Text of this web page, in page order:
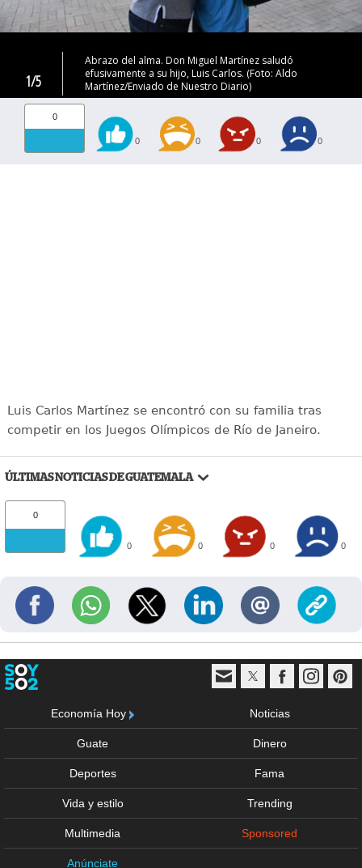
1/5
Abrazo del alma. Don Miguel Martínez saludó
efusivamente a su hijo, Luis Carlos. (Foto: Aldo
Martínez/Enviado de Nuestro Diario)
0
0 0 0 0
Luis Carlos Martínez se encontró con su familia tras
competir en los Juegos Olímpicos de Río de Janeiro.
ÚLTIMAS NOTICIAS DE GUATEMALA
0
0 0 0 0
Economía Hoy Noticias
Guate Dinero
Deportes Fama
Vida y estilo Trending
Multimedia Sponsored
Anúnciate